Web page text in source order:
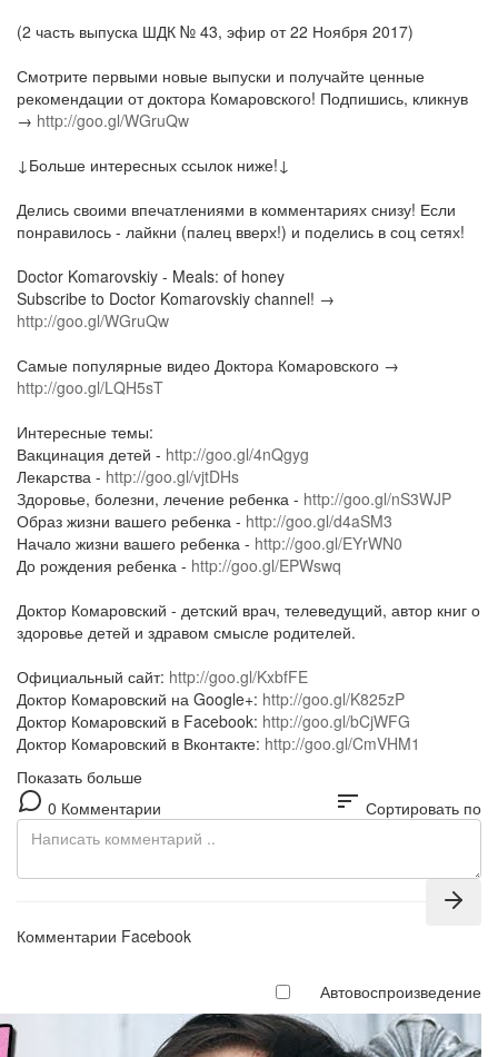
(2 часть выпуска ШДК № 43, эфир от 22 Ноября 2017)
Смотрите первыми новые выпуски и получайте ценные
рекомендации от доктора Комаровского! Подпишись, кликнув
→ http://goo.gl/WGruQw
↓Больше интересных ссылок ниже!↓
Делись своими впечатлениями в комментариях снизу! Если
понравилось - лайкни (палец вверх!) и поделись в соц сетях!
Doctor Komarovskiy - Meals: of honey
Subscribe to Doctor Komarovskiy channel! →
http://goo.gl/WGruQw
Самые популярные видео Доктора Комаровского →
http://goo.gl/LQH5sT
Интересные темы:
Вакцинация детей - http://goo.gl/4nQgyg
Лекарства - http://goo.gl/vjtDHs
Здоровье, болезни, лечение ребенка - http://goo.gl/nS3WJP
Образ жизни вашего ребенка - http://goo.gl/d4aSM3
Начало жизни вашего ребенка - http://goo.gl/EYrWN0
До рождения ребенка - http://goo.gl/EPWswq
Доктор Комаровский - детский врач, телеведущий, автор книг о
здоровье детей и здравом смысле родителей.
Официальный сайт: http://goo.gl/KxbfFE
Доктор Комаровский на Google+: http://goo.gl/K825zP
Доктор Комаровский в Facebook: http://goo.gl/bCjWFG
Доктор Комаровский в Вконтакте: http://goo.gl/CmVHM1
Показать больше
0 Комментарии
sort Сортировать по
Комментарии Facebook
Автовоспроизведение